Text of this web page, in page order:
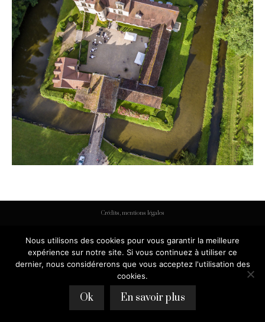
Crédits, mentions légales
Nous utilisons des cookies pour vous garantir la meilleure
expérience sur notre site. Si vous continuez à utiliser ce
dernier, nous considérerons que vous acceptez l'utilisation des
cookies.
Ok En savoir plus